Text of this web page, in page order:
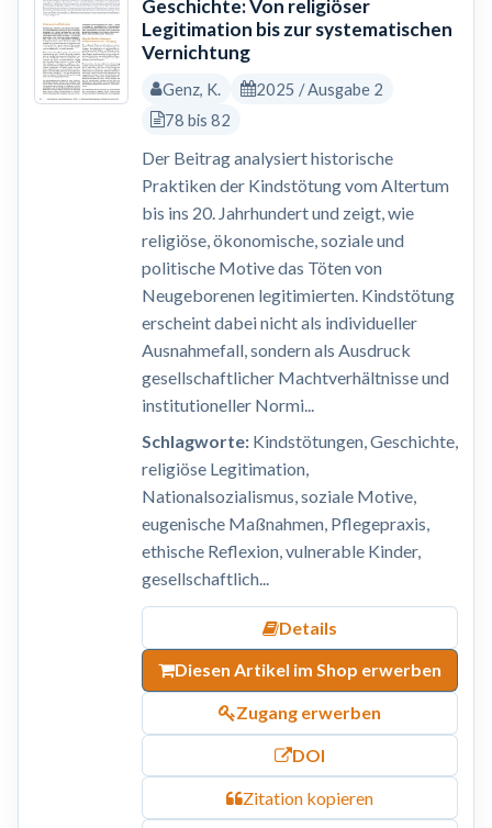
Geschichte: Von religiöser
Legitimation bis zur systematischen
Vernichtung
Genz, K.
2025 / Ausgabe 2
78 bis 82
Der Beitrag analysiert historische
Praktiken der Kindstötung vom Altertum
bis ins 20. Jahrhundert und zeigt, wie
religiöse, ökonomische, soziale und
politische Motive das Töten von
Neugeborenen legitimierten. Kindstötung
erscheint dabei nicht als individueller
Ausnahmefall, sondern als Ausdruck
gesellschaftlicher Machtverhältnisse und
institutioneller Normi...
Schlagworte:Kindstötungen, Geschichte,
religiöse Legitimation,
Nationalsozialismus, soziale Motive,
eugenische Maßnahmen, Pflegepraxis,
ethische Reflexion, vulnerable Kinder,
gesellschaftlich...
Details
Diesen Artikel im Shop erwerben
Zugang erwerben
DOI
Zitation kopieren